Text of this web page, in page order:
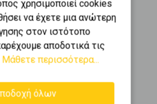
26
χρησιμοποιεί cookies
να έχετε μια ανώτερη
στον ιστότοπο
αποδοτικά τις
Μάθετε περισσότερα...
όλων